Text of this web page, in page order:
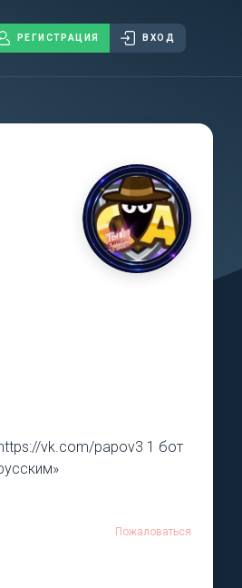
РЕГИСТРАЦИЯ ВХОД
vk.com/papov3 1 бот
Пожаловаться